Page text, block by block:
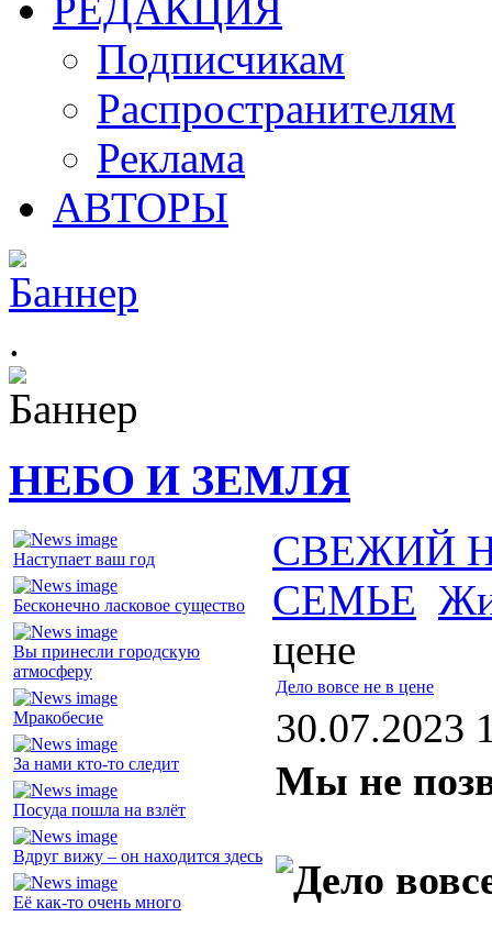
Подписчикам
Распространителям
Реклама
АВТОРЫ
.
НЕБО И ЗЕМЛЯ
Наступает ваш год
Бесконечно ласковое существо
Вы принесли городскую
атмосферу
Мракобесие
За нами кто-то следит
Посуда пошла на взлёт
Вдруг вижу – он находится здесь
Её как-то очень много
СВЕЖИЙ
СЕМЬЕ
цене
Дело вовсе не в цене
30.07.2023
Мы не